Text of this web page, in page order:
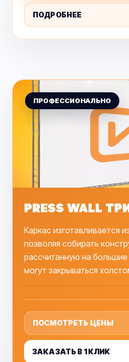
ПОДРОБНЕЕ
PRESS WALL
Каркас изготавливается
позволяя собирать
рассчитанную на большие
могут закрываться
ПОСМОТРЕТЬ ЦЕНЫ
ЗАКАЗАТЬ В 1 КЛИК